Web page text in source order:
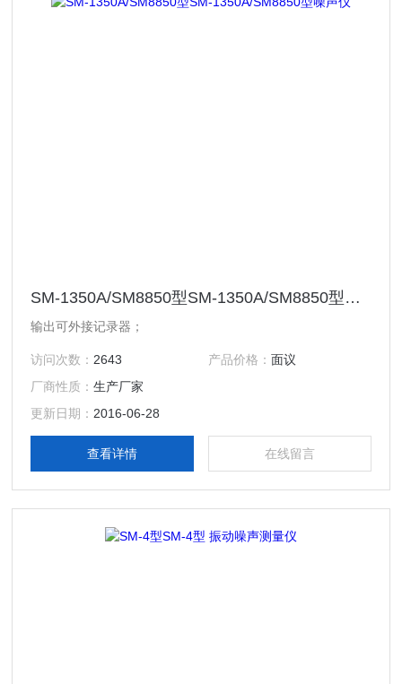
SM-1350A/SM8850型SM-1350A/SM8850型噪声仪
输出可外接记录器；
访问次数： 2643 产品价格： 面议
厂商性质：生产厂家
更新日期： 2016-06-28
查看详情 在线留言